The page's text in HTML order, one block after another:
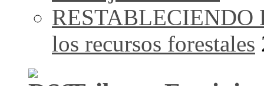
RESTABLECIENDO
los recursos forestales